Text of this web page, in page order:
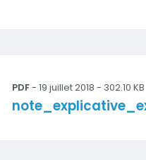
min.pdf
PDF- 19 juillet 2018 - 302.10 KB
Titre